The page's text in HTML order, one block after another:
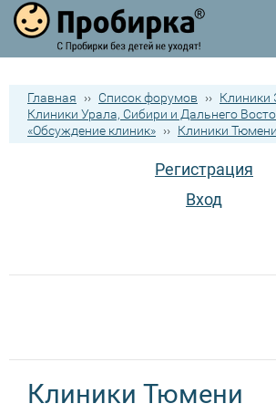
Главная ›› Список форумов ›› Клиники
Клиники Урала, Сибири и Дальнего
«Обсуждение клиник» ›› Клиники Тюмени
Регистрация
Вход
Клиники Тюмени